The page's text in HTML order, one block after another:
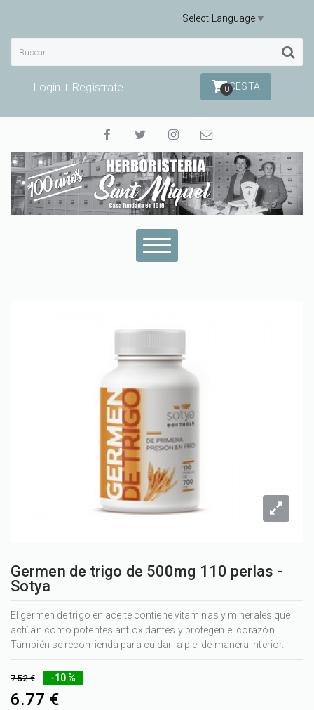
Select Language ▼
Login Registrate 0CESTA
Germen de trigo de 500mg 110 perlas -
Sotya
El germen de trigo en aceite contiene vitaminas y minerales que
actúan como potentes antioxidantes y protegen el corazón.
También se recomienda para cuidar la piel de manera interior.
7.52 € -10 %
6.77 €